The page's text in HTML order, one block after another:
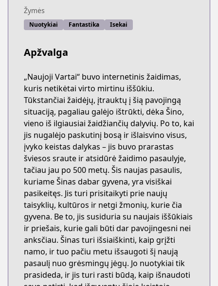
Žymės
Nuotykiai Fantastika Isekai
Apžvalga
„Naujoji Vartai“ buvo internetinis žaidimas,
kuris netikėtai virto mirtinu iššūkiu.
Tūkstančiai žaidėjų, įtrauktų į šią pavojingą
situaciją, pagaliau galėjo ištrūkti, dėka Šino,
vieno iš ilgiausiai žaidžiančių dalyvių. Po to, kai
jis nugalėjo paskutinį bosą ir išlaisvino visus,
įvyko keistas dalykas – jis buvo prarastas
šviesos sraute ir atsidūrė žaidimo pasaulyje,
tačiau jau po 500 metų. Šis naujas pasaulis,
kuriame Šinas dabar gyvena, yra visiškai
pasikeitęs. Jis turi prisitaikyti prie naujų
taisyklių, kultūros ir netgi žmonių, kurie čia
gyvena. Be to, jis susiduria su naujais iššūkiais
ir priešais, kurie gali būti dar pavojingesni nei
anksčiau. Šinas turi išsiaiškinti, kaip grįžti
namo, ir tuo pačiu metu išsaugoti šį naują
pasaulį nuo grėsmingų jėgų. Jo nuotykiai tik
prasideda, ir jis turi rasti būdą, kaip išnaudoti